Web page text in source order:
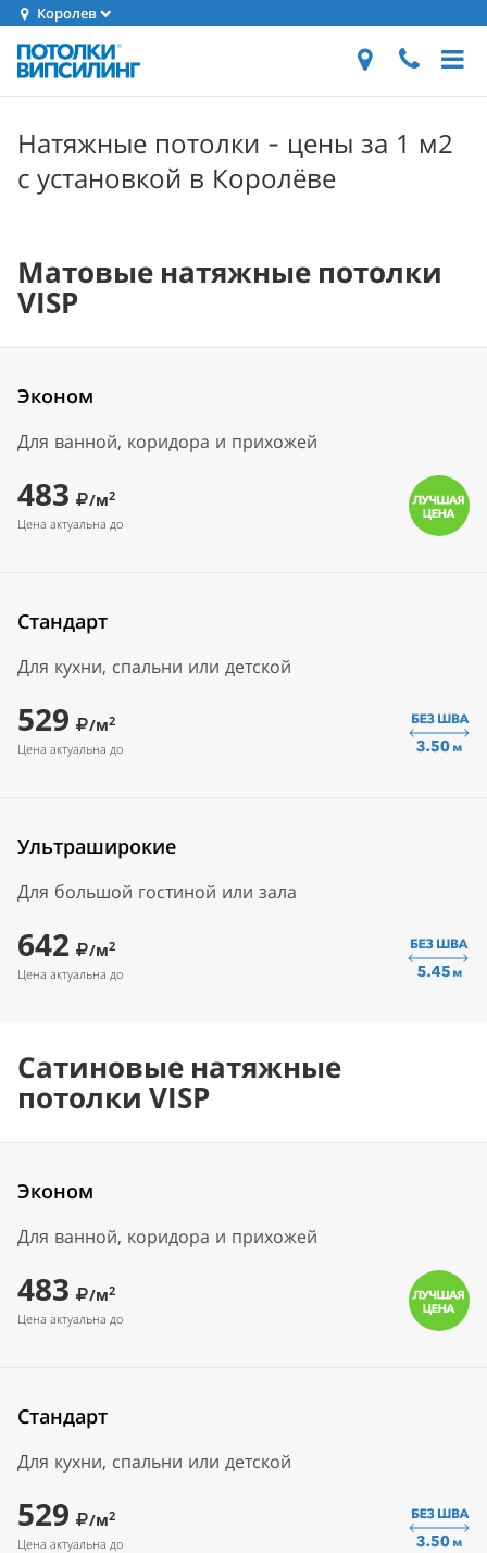
Королев
Натяжные потолки - цены за 1 м2
с установкой в Королёве
Матовые натяжные потолки
VISP
Эконом
Для ванной, коридора и прихожей
483 /м2
Цена актуальна до
Стандарт
Для кухни, спальни или детской
529 /м2
Цена актуальна до
Ультраширокие
Для большой гостиной или зала
642 /м2
Цена актуальна до
Сатиновые натяжные
потолки VISP
Эконом
Для ванной, коридора и прихожей
483 /м2
Цена актуальна до
Стандарт
Для кухни, спальни или детской
529 /м2
Цена актуальна до